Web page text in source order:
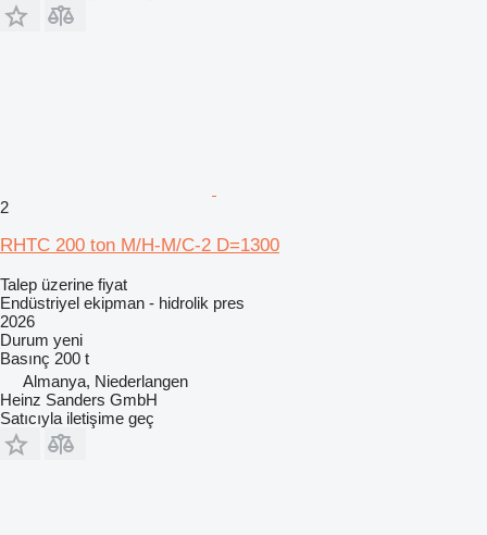
2
RHTC 200 ton M/H-M/C-2 D=1300
Talep üzerine fiyat
Endüstriyel ekipman - hidrolik pres
2026
Durum yeni
Basınç 200 t
Almanya, Niederlangen
Heinz Sanders GmbH
Satıcıyla iletişime geç